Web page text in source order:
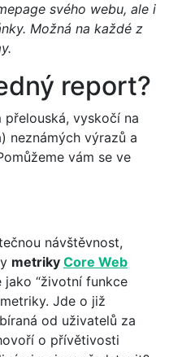
svého webu, ale i
Možná na každé z
report?
vyskočí na
neznámých výrazů a
vám se ve
návštěvnost,
metriky Core Web
jako “životní funkce
Jde o již
od uživatelů za
o přívětivosti